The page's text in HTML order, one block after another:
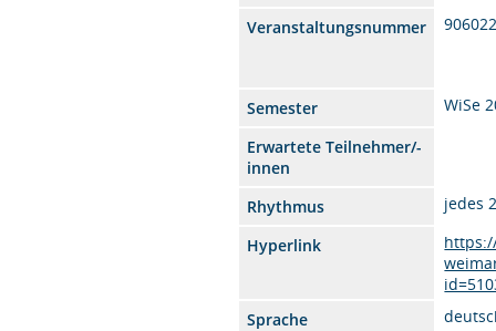
Veranstaltungsnummer
Semester
WiSe
Erwartete Teilnehmer/-
innen
Rhythmus
jedes
Hyperlink
Sprache